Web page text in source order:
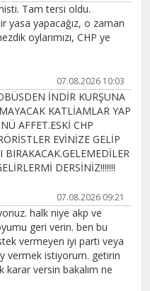
Tam tersi oldu.
yasa yapacağız, o zaman
oylarımızı, CHP ye
07.08.2026 10:03
İNDİR KURŞUNA
KATLİAMLAR YAP
AFFET.ESKİ CHP
EVİNİZE GELİP
BIRAKACAK.GELEMEDİLER
DERSİNİZ!!!!!!!
07.08.2026 09:21
halk niye akp ve
geri verin. ben bu
vermeyen iyi parti veya
vermek istiyorum. getirin
karar versin bakalım ne